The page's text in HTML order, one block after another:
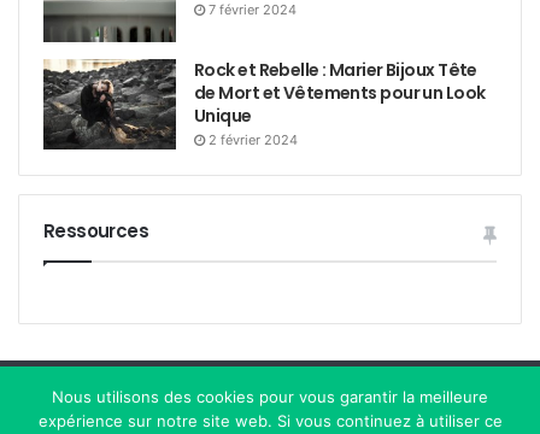
7 février 2024
Rock et Rebelle : Marier Bijoux Tête
de Mort et Vêtements pour un Look
Unique
2 février 2024
Ressources
© 2017-2026. Création de Lisa. Tous droits réservés.
Nous utilisons des cookies pour vous garantir la meilleure
expérience sur notre site web. Si vous continuez à utiliser ce